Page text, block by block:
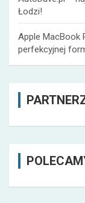
Łodzi!
Apple MacBook
perfekcyjnej